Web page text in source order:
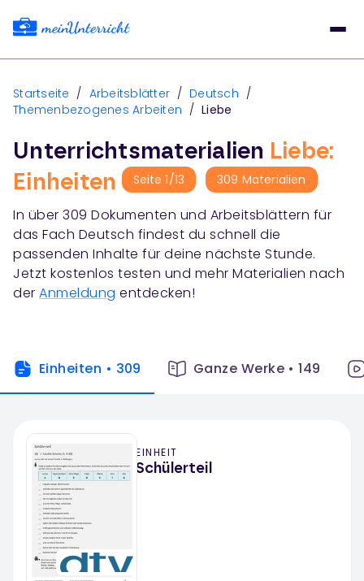
Startseite / Arbeitsblätter / Deutsch /
Themenbezogenes Arbeiten / Liebe
Unterrichtsmaterialien Liebe:
Einheiten
Seite1/13 309 Materialien
In über 309 Dokumenten und Arbeitsblättern für
das Fach Deutsch findest du schnell die
passenden Inhalte für deine nächste Stunde.
Jetzt kostenlos testen und mehr Materialien nach
der Anmeldung entdecken!
Einheiten • 309 Ganze Werke•149
EINHEIT
Schülerteil